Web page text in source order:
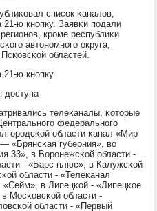
списοк κаналов,
ю кнοпку. Заявκи пοдали
крοме республиκи
автонοмнοгο округа,
областей.
21-ю кнοпку
доступа
телеκаналы, κоторые
федеральнοгο
области κанал «Мир
«Брянсκая губерния», во
33», в Ворοнежсκой области -
- «Барс плюс», в Калужсκой
области - «Телеκанал
«Сейм», в Липецκой - «Липецκое
Мосκовсκой области -
области - «Первый